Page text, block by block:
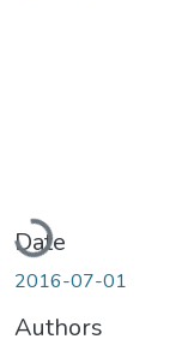
Date
2016-07-01
Authors